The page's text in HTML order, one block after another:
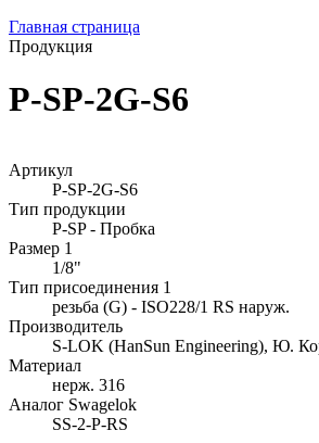
Главная страница
Продукция
P-SP-2G-S6
Артикул
P-SP-2G-S6
Тип продукции
P-SP - Пробка
Размер 1
1/8"
Тип присоединения 1
резьба (G) - ISO228/1 RS наруж.
Производитель
S-LOK (HanSun Engineering), Ю.
Материал
нерж. 316
Аналог Swagelok
SS-2-P-RS